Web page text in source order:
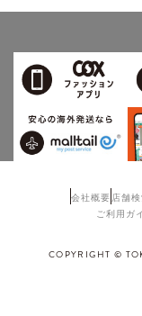
会社概要 店舗検
ご利用ガ
COPYRIGHT ©